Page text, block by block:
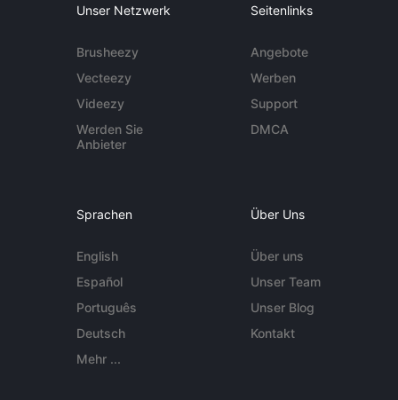
Unser Netzwerk
Brusheezy
Vecteezy
Videezy
Werden Sie
Anbieter
Seitenlinks
Angebote
Werben
Support
DMCA
Sprachen
English
Español
Português
Deutsch
Mehr ...
Über Uns
Über uns
Unser Team
Unser Blog
Kontakt